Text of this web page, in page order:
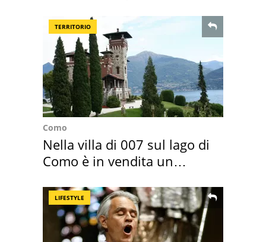
TERRITORIO
Como
Nella villa di 007 sul lago di
Como è in vendita un
LIFESTYLE